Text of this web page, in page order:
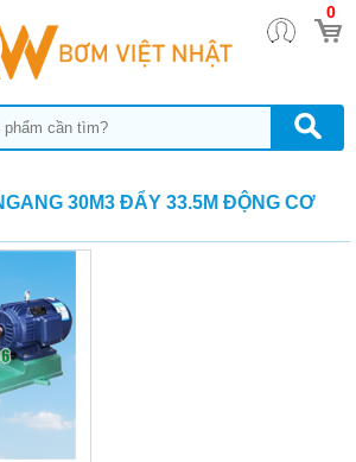
0
30M3 ĐẨY 33.5M ĐỘNG CƠ